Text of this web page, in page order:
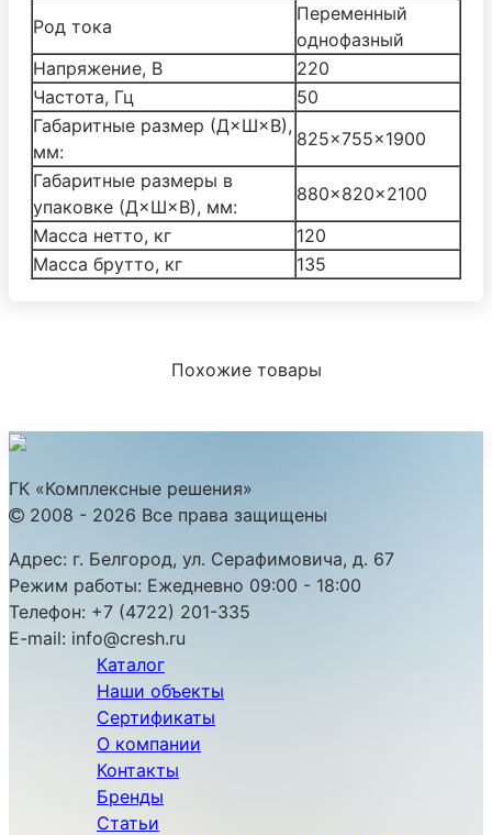
Род тока
Переменный
однофазный
Напряжение, В
220
Частота, Гц
50
Габаритные размер (Д×Ш×В),
мм:
825×755×1900
Габаритные размеры в
упаковке (Д×Ш×В), мм:
880×820×2100
Масса нетто, кг
120
Масса брутто, кг
135
Похожие товары
ГК «Комплексные решения»
2008 - 2026 Все права защищены
Адрес: г. Белгород, ул. Серафимовича, д. 67
Режим работы: Ежедневно 09:00 - 18:00
Телефон: +7 (4722) 201-335
E-mail: info@cresh.ru
Каталог
Наши объекты
Сертификаты
О компании
Контакты
Бренды
Статьи